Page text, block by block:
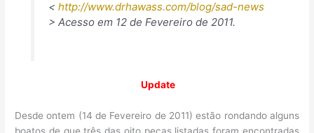
< http://www.drhawass.com/blog/sad-news
> Acesso em 12 de Fevereiro de 2011.
Update
Desde ontem (14 de Fevereiro de 2011) estão rondando alguns